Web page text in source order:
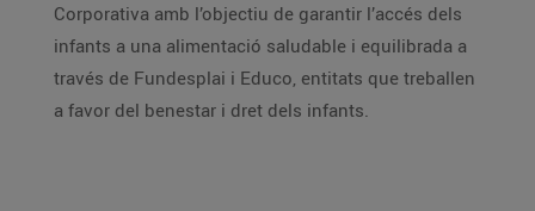
Corporativa amb l’objectiu de garantir l’accés dels
infants a una alimentació saludable i equilibrada a
través de Fundesplai i Educo, entitats que treballen
a favor del benestar i dret dels infants.